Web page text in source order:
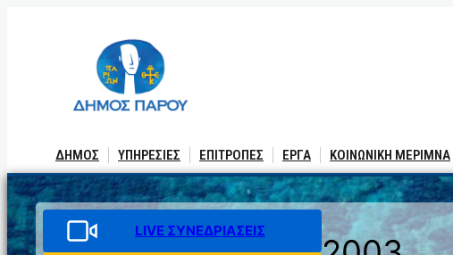
ΔΗΜΟΣ ΥΠΗΡΕΣΙΕΣ ΕΠΙΤΡΟΠΕΣ ΕΡΓΑ ΚΟΙΝΩΝΙΚΗ ΜΕΡΙΜΝΑ
LIVE ΣΥΝΕΔΡΙΑΣΕΙΣ